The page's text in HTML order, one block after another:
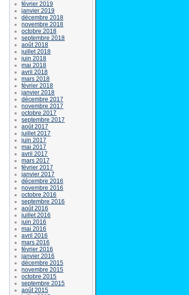
février 2019
janvier 2019
décembre 2018
novembre 2018
octobre 2018
septembre 2018
août 2018
juillet 2018
juin 2018
mai 2018
avril 2018
mars 2018
février 2018
janvier 2018
décembre 2017
novembre 2017
octobre 2017
septembre 2017
août 2017
juillet 2017
juin 2017
mai 2017
avril 2017
mars 2017
février 2017
janvier 2017
décembre 2016
novembre 2016
octobre 2016
septembre 2016
août 2016
juillet 2016
juin 2016
mai 2016
avril 2016
mars 2016
février 2016
janvier 2016
décembre 2015
novembre 2015
octobre 2015
septembre 2015
août 2015